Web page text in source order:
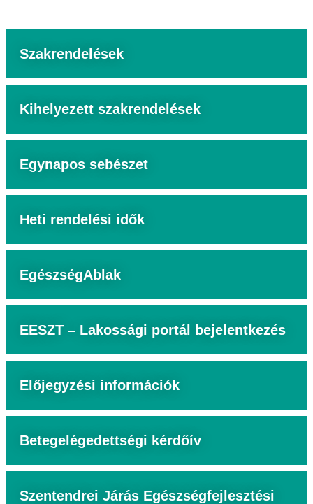
Szakrendelések
Kihelyezett szakrendelések
Egynapos sebészet
Heti rendelési idők
EgészségAblak
EESZT – Lakossági portál bejelentkezés
Előjegyzési információk
Betegelégedettségi kérdőív
Szentendrei Járás Egészségfejlesztési